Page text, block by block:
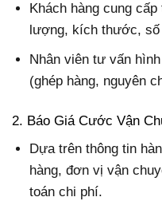
Khách hàng cung
lượng, kích thước,
Nhân viên tư vấn
(ghép hàng, nguyên
2. Báo Giá Cước Vận
Dựa trên thông tin
hàng, đơn vị vận
toán chi phí.